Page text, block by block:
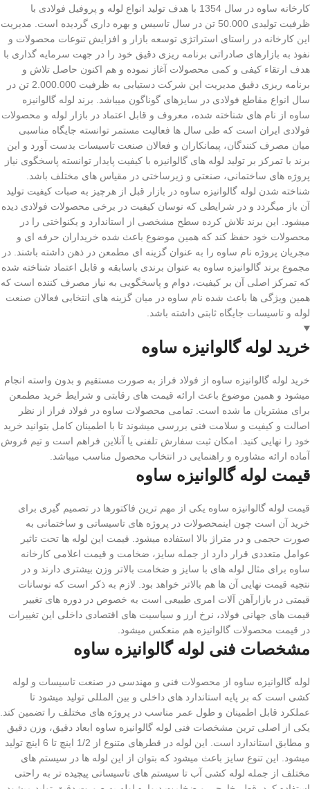
کارخانه ساوه در سال 1354 با هدف تولید انواع لوله و پروفیل فولادی با
ظرفیت تولیدی 50.000 تن در سال تاسیس و بهره داری گردیده است. مدیریت
این کارخانه در راستای استراتژی توسعه بازار و افزایش تنوعات محصولات و
نفوذ به بازارهای صادراتی برنامه ریزی دقیق خود را در جهت سرمایه گذاری با
هدف ارتقاء کیفی و کمی محصولات آغاز نموده و هم اکنون حاصل تلاش و
برنامه ریزی دقیق مدیریت این شرکت دستیابی به ظرفیت 2.000.000 تن در
سال انواع مقاطع فولادی در سایزهای گوناگون میباشد. برند لوله گالوانیزه
ساوه از نام های شناخته شده، معروف و قابل اعتماد در بازار لوله و محصولات
فولادی ایران است که طی سال ها فعالیت مستمر توانسته جایگاه مناسبی
میان مصرف کنندگان، پیمانکاران و فعالان صنعت تاسیسات بدست آورد و این
برند با تمرکز بر تولید لوله های گالوانیزه با کیفیت پایدار توانسته پاسخگوی نیاز
پروژه های ساختمانی، صنعتی و زیرساختی در مقیاس های مختلف باشد.
شناخته شدن لوله گالوانیزه ساوه در بازار قبل از هرچیز به صبات کیفیت تولید
آن باز میگردد و در شرایطی که نوسان کیفیت در برخی محصولات فولادی دیده
میشود. این برند تلاش کرده سطح مشخصی از استاندارد و یکنواختی را در
محصولات خود حفظ کند که همین موضوع باعث شده خریداران حرفه ای و
مجریان پروژه نام ساوه را به عنوان گزینه ای مطمعن در ذهن داشته باشند. در
مجموع برند گالوانیزه ساوه به عنوان برندی باسابقه و قابل اعتماد شناخته شده
که تمرکز اصلی آن بر کیفیت، دوام و پاسخگویی به نیاز مصرف کننده است که
همین ویژگی ها باعث شده نام ساوه در میان گزینه های انتخابی فعالان صنعت
لوله و تاسیسات جایگاه ثابتی داشته باشد.
خرید لوله گالوانیزه ساوه
خرید لوله گالوانیزه ساوه از فولاد فراز به صورت مستقیم و بدون واسته انجام
میشود و همین موضوع باعث ارائه قیمت های رقابتی و شرایط خرید مطمعن
برای مشتریان ما شده است. تمامی محصولات ساوه در فولاد فراز از نظر
اصالت و کیفیت و سلامت فنی بررسی میشوند تا با اطمینان کامل بتوانید خرید
خود را نهایی کنید. امکان ثبت سفارش تلفنی یا آنلاین فراهم است و تیم فروش
آماده ارائه مشاوره و راهنمایی در انتخاب محصول مناسب میباشد.
قیمت لوله گالوانیزه ساوه
قیمت لوله گالوانیزه ساوه یکی از مهم ترین فاکتورها در تصمیم گیری برای
خرید آن است چون اینمحصولات در پروژه های تاسیساتی و ساختمانی به
صورت حجمی و در متراژ بالا استفاده میشود. قیمت این لوله ها تحت تاثیر
عوامل متعددی قرار دارد از جمله سایز، ضخامت و قیمت اعلامی کارخانه
ساوه برای مثال لوله های با سایز و ضخامت بالاتر وزن بیشتری دارند و در
نتجیه قیمت نهایی آن ها هم بالاتر خواهد بود. لازم به ذکر است که نوسانات
قیمتی در بازارآهن آلات امری طبیعی است به خصوص در دوره های تغییر
قیمت های جهانی فولاد، نرخ ارز و سیاسیت های اقتصادی داخلی این تغییرات
در قیمت محصولات گالوانیزه هم منعکس میشود.
مشخصات فنی لوله گالوانیزه ساوه
لوله گالوانیزه ساوه از محصولات فنی و مهندسی در صنعت تاسیسات و لوله
کشی است که بر پایه استاندارد های داخلی و بین المللی تولید میشود تا
عملکرد قابل اطمینان و طول عمر مناسب در پروژه های مختلف را تضمین کند.
یکی از اصلی ترین مشخصات فنی لوله گالوانیزه ساوه ابعاد دقیق، وزن دقیق
و مطابق استاندارد است. این لوله در قطرهای متنوع از 1/2 اینچ تا 6 اینچ تولید
میشود. این تنوع سایز باعث میشود که بتوان از این لوله ها در سیستم های
مختلف از جمله لوله کشی آب تا سیستم های تاسیساتی پیچیده تر به راحتی